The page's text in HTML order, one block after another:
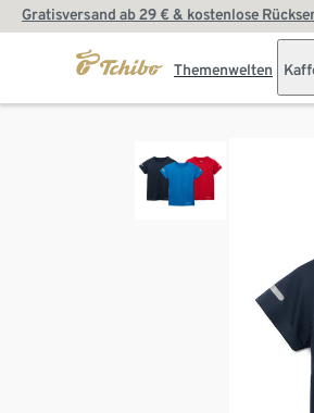
Gratisversand ab 29 € & kostenlose
Themenwelten